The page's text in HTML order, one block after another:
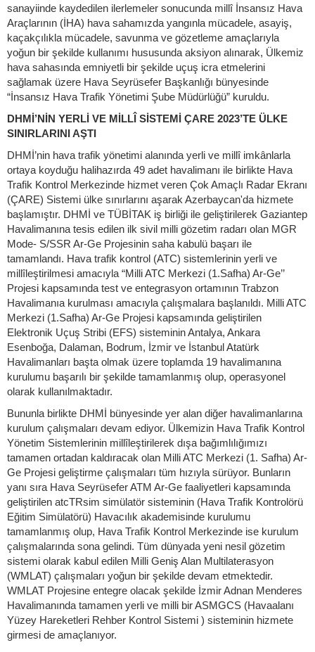
sanayiinde kaydedilen ilerlemeler sonucunda millî İnsansız Hava
Araçlarının (İHA) hava sahamızda yangınla mücadele, asayiş,
kaçakçılıkla mücadele, savunma ve gözetleme amaçlarıyla
yoğun bir şekilde kullanımı hususunda aksiyon alınarak, Ülkemiz
hava sahasında emniyetli bir şekilde uçuş icra etmelerini
sağlamak üzere Hava Seyrüsefer Başkanlığı bünyesinde
“İnsansız Hava Trafik Yönetimi Şube Müdürlüğü” kuruldu.
DHMİ’NİN YERLİ VE MİLLÎ SİSTEMİ ÇARE 2023’TE ÜLKE
SINIRLARINI AŞTI
DHMİ’nin hava trafik yönetimi alanında yerli ve millî imkânlarla
ortaya koyduğu halihazırda 49 adet havalimanı ile birlikte Hava
Trafik Kontrol Merkezinde hizmet veren Çok Amaçlı Radar Ekranı
(ÇARE) Sistemi ülke sınırlarını aşarak Azerbaycan'da hizmete
başlamıştır. DHMİ ve TÜBİTAK iş birliği ile geliştirilerek Gaziantep
Havalimanına tesis edilen ilk sivil milli gözetim radarı olan MGR
Mode- S/SSR Ar-Ge Projesinin saha kabulü başarı ile
tamamlandı. Hava trafik kontrol (ATC) sistemlerinin yerli ve
millîleştirilmesi amacıyla “Milli ATC Merkezi (1.Safha) Ar-Ge’’
Projesi kapsamında test ve entegrasyon ortamının Trabzon
Havalimanıa kurulması amacıyla çalışmalara başlanıldı. Milli ATC
Merkezi (1.Safha) Ar-Ge Projesi kapsamında geliştirilen
Elektronik Uçuş Stribi (EFS) sisteminin Antalya, Ankara
Esenboğa, Dalaman, Bodrum, İzmir ve İstanbul Atatürk
Havalimanları başta olmak üzere toplamda 19 havalimanına
kurulumu başarılı bir şekilde tamamlanmış olup, operasyonel
olarak kullanılmaktadır.
Bununla birlikte DHMİ bünyesinde yer alan diğer havalimanlarına
kurulum çalışmaları devam ediyor. Ülkemizin Hava Trafik Kontrol
Yönetim Sistemlerinin millîleştirilerek dışa bağımlılığımızı
tamamen ortadan kaldıracak olan Milli ATC Merkezi (1. Safha) Ar-
Ge Projesi geliştirme çalışmaları tüm hızıyla sürüyor. Bunların
yanı sıra Hava Seyrüsefer ATM Ar-Ge faaliyetleri kapsamında
geliştirilen atcTRsim simülatör sisteminin (Hava Trafik Kontrolörü
Eğitim Simülatörü) Havacılık akademisinde kurulumu
tamamlanmış olup, Hava Trafik Kontrol Merkezinde ise kurulum
çalışmalarında sona gelindi. Tüm dünyada yeni nesil gözetim
sistemi olarak kabul edilen Milli Geniş Alan Multilaterasyon
(WMLAT) çalışmaları yoğun bir şekilde devam etmektedir.
WMLAT Projesine entegre olacak şekilde İzmir Adnan Menderes
Havalimanında tamamen yerli ve milli bir ASMGCS (Havaalanı
Yüzey Hareketleri Rehber Kontrol Sistemi ) sisteminin hizmete
girmesi de amaçlanıyor.